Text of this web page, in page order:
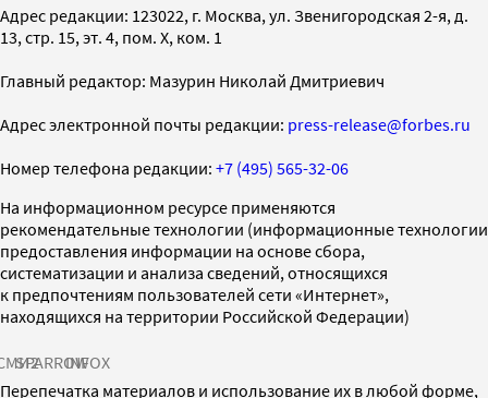
Адрес редакции: 123022, г. Москва, ул. Звенигородская 2-я, д.
13, стр. 15, эт. 4, пом. X, ком. 1
Главный редактор: Мазурин Николай Дмитриевич
Адрес электронной почты редакции: press-release@forbes.ru
Номер телефона редакции: +7 (495) 565-32-06
На информационном ресурсе применяются
рекомендательные технологии (информационные технологии
предоставления информации на основе сбора,
систематизации и анализа сведений, относящихся
к предпочтениям пользователей сети «Интернет»,
находящихся на территории Российской Федерации)
SPARROWINFOX
Перепечатка материалов и использование их в любой форме,